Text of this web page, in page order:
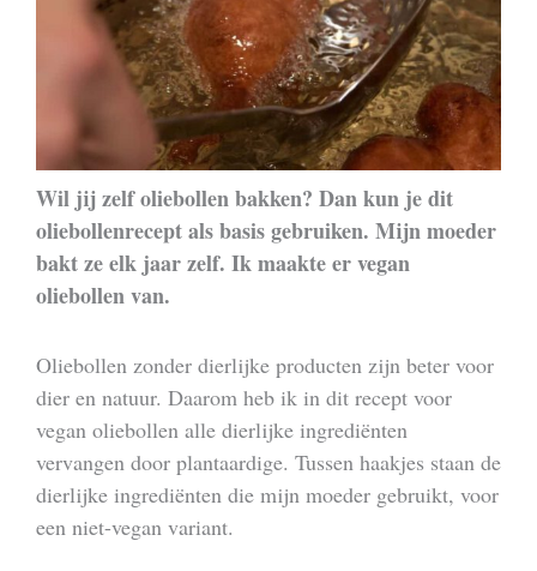
Wil jij zelf oliebollen bakken? Dan kun je dit
oliebollenrecept als basis gebruiken. Mijn moeder
bakt ze elk jaar zelf. Ik maakte er vegan
oliebollen van.
Oliebollen zonder dierlijke producten zijn beter voor
dier en natuur. Daarom heb ik in dit recept voor
vegan oliebollen alle dierlijke ingrediënten
vervangen door plantaardige. Tussen haakjes staan de
dierlijke ingrediënten die mijn moeder gebruikt, voor
een niet-vegan variant.